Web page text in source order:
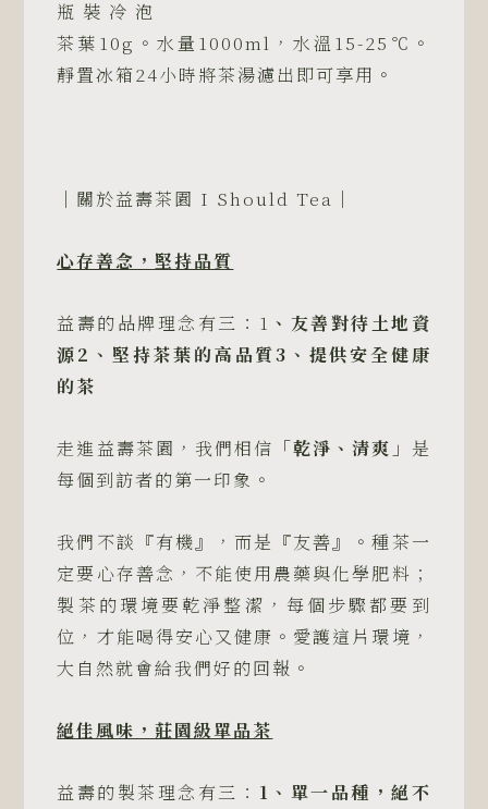
瓶 裝 冷 泡
茶葉10g。水量1000ml，水溫15-25℃。
靜置冰箱24小時將茶湯濾出即可享用。
｜關於益壽茶園 I Should Tea｜
心存善念，堅持品質
益壽的品牌理念有三：1 、友善對待土地資
源2 、堅持茶葉的高品質3 、提供安全健康
的茶
走進益壽茶園，我們相信 「乾淨、清爽」 是
每個到訪者的第一印象。
我們不談『有機』，而是『友善』。種茶一
定要心存善念，不能使用農藥與化學肥料；
製茶的環境要乾淨整潔，每個步驟都要到
位，才能喝得安心又健康。愛護這片環境，
大自然就會給我們好的回報。
絕佳風味，莊園級單品茶
益壽的製茶理念有三： 1 、單一品種，絕不